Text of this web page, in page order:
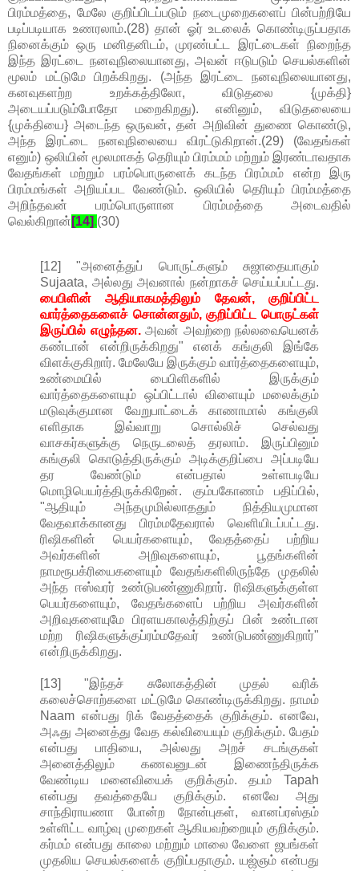
பிரம்மத்தை, மேலே குறிப்பிடப்படும் நடைமுறைகளைப் பின்பற்றியே
படிப்படியாக உணரலாம்.(28) தான் ஓர் உடலைக் கொண்டிருப்பதாக
நினைக்கும் ஒரு மனிதனிடம், முரண்பட்ட இரட்டைகள் நிறைந்த
இந்த இரட்டை நனவுநிலையானது, அவன் ஈடுபடும் செயல்களின்
மூலம் மட்டுமே பிறக்கிறது. (அந்த இரட்டை நனவுநிலையானது,
கனவுகளற்ற உறக்கத்திலோ, விடுதலை {முக்தி}
அடையப்படும்போதோ மறைகிறது). எனினும், விடுதலையை
{முக்தியை} அடைந்த ஒருவன், தன் அறிவின் துணை கொண்டு,
அந்த இரட்டை நனவுநிலையை விரட்டுகிறான்.(29) (வேதங்கள்
எனும்) ஒலியின் மூலமாகத் தெரியும் பிரம்மம் மற்றும் இரண்டாவதாக
வேதங்கள் மற்றும் பரம்பொருளைக் கடந்த பிரம்மம் என்ற இரு
பிரம்மங்கள் அறியப்பட வேண்டும். ஒலியில் தெரியும் பிரம்மத்தை
அறிந்தவன் பரம்பொருளான பிரம்மத்தை அடைவதில்
வெல்கிறான் [14].(30)
[12] "அனைத்துப் பொருட்களும் சுஜாதையாகும்
Sujaata, அல்லது அவனால் நன்றாகச் செய்யப்பட்டது.
பைபிளின் ஆதியாகமத்திலும் தேவன், குறிப்பிட்ட
வார்த்தைகளைச் சொன்னதும், குறிப்பிட்ட பொருட்கள்
இருப்பில் எழுந்தன.அவன் அவற்றை நல்லவையெனக்
கண்டான் என்றிருக்கிறது" எனக் கங்குலி இங்கே
விளக்குகிறார். மேலேயே இருக்கும் வார்த்தைகளையும்,
உண்மையில் பைபிளிகளில் இருக்கும்
வார்த்தைகளையும் ஒப்பிட்டால் விளையும் மலைக்கும்
மடுவுக்குமான வேறுபாட்டைக் காணாமால் கங்குலி
எளிதாக இவ்வாறு சொல்லிச் செல்வது
வாசகர்களுக்கு நெருடலைத் தரலாம். இருப்பினும்
கங்குலி கொடுத்திருக்கும் அடிக்குறிப்பை அப்படியே
தர வேண்டும் என்பதால் உள்ளபடியே
மொழிபெயர்த்திருக்கிறேன். கும்பகோணம் பதிப்பில்,
"ஆதியும் அந்தமுமில்லாததும் நித்தியமுமான
வேதவாக்கானது பிரம்மதேவரால் வெளியிடப்பட்டது.
ரிஷிகளின் பெயர்களையும், வேதத்தைப் பற்றிய
அவர்களின் அறிவுகளையும், பூதங்களின்
நாமரூபக்ரியைகளையும் வேதங்களிலிருந்தே முதலில்
அந்த ஈஸ்வரர் உண்டுபண்ணுகிறார். ரிஷிகளுக்குள்ள
பெயர்களையும், வேதங்களைப் பற்றிய அவர்களின்
அறிவுகளையுமே பிரளயகாலத்திற்குப் பின் உண்டான
மற்ற ரிஷிகளுக்குப்ரம்மதேவர் உண்டுபண்ணுகிறார்"
என்றிருக்கிறது.
[13] "இந்தச் சுலோகத்தின் முதல் வரிக்
கலைச்சொற்களை மட்டுமே கொண்டிருக்கிறது. நாமம்
Naam என்பது ரிக் வேதத்தைக் குறிக்கும். எனவே,
அஃது அனைத்து வேத கல்வியையும் குறிக்கும். பேதம்
என்பது பாதியை, அல்லது அறச் சடங்குகள்
அனைத்திலும் கணவனுடன் இணைந்திருக்க
வேண்டிய மனைவியைக் குறிக்கும். தபம் Tapah
என்பது தவத்தையே குறிக்கும். எனவே அது
சாந்திராயணா போன்ற நோன்புகள், வானப்ரஸ்தம்
உள்ளிட்ட வாழ்வு முறைகள் ஆகியவற்றையும் குறிக்கும்.
கர்மம் என்பது காலை மற்றும் மாலை வேளை ஜபங்கள்
முதலிய செயல்களைக் குறிப்பதாகும். யஜ்ஞம் என்பது